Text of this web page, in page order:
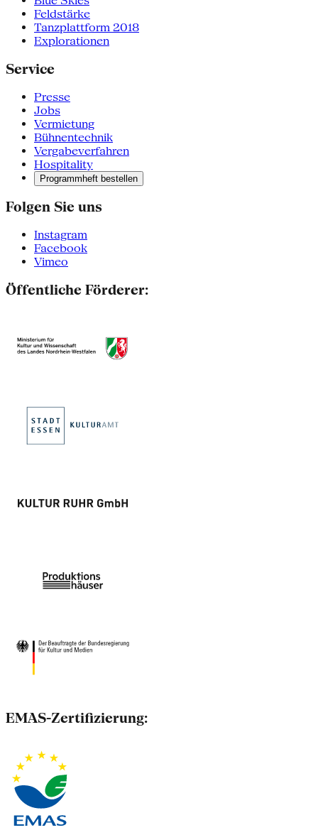
Feldstärke
Tanzplattform 2018
Explorationen
Service
Presse
Jobs
Vermietung
Bühnentechnik
Vergabeverfahren
Hospitality
Programmheft bestellen
Folgen Sie uns
Instagram
Facebook
Vimeo
Öffentliche Förderer:
EMAS-Zertifizierung: